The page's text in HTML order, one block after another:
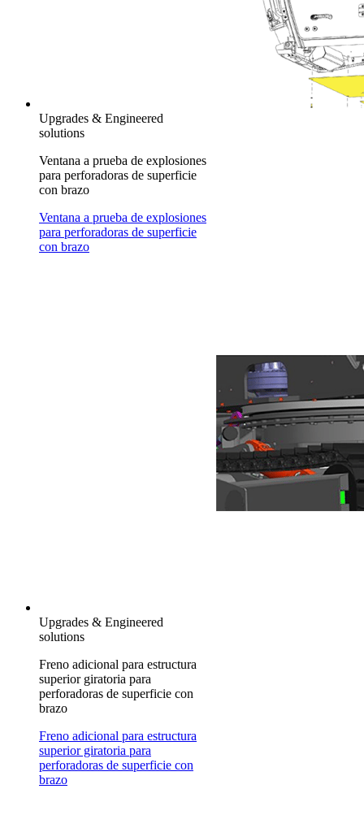
Upgrades & Engineered
solutions
Ventana a prueba de explosiones
para perforadoras de superficie
con brazo
Ventana a prueba de explosiones
para perforadoras de superficie
con brazo
Upgrades & Engineered
solutions
Freno adicional para estructura
superior giratoria para
perforadoras de superficie con
brazo
Freno adicional para estructura
superior giratoria para
perforadoras de superficie con
brazo